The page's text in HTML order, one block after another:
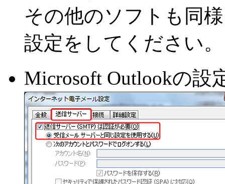
その他のソフトも同
設定をしてください。
Microsoft Outlookの設